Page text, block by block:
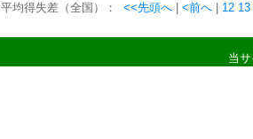
平均得失差（全国）： <<先頭へ <前へ 12 13
当